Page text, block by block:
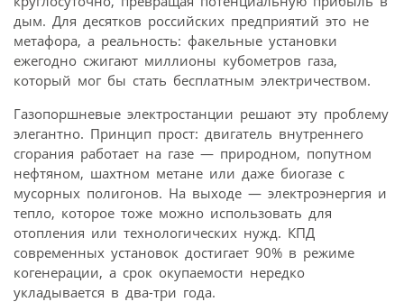
дым. Для десятков российских предприятий это не
метафора, а реальность: факельные установки
ежегодно сжигают миллионы кубометров газа,
который мог бы стать бесплатным электричеством.
Газопоршневые электростанции решают эту проблему
элегантно. Принцип прост: двигатель внутреннего
сгорания работает на газе — природном, попутном
нефтяном, шахтном метане или даже биогазе с
мусорных полигонов. На выходе — электроэнергия и
тепло, которое тоже можно использовать для
отопления или технологических нужд. КПД
современных установок достигает 90% в режиме
когенерации, а срок окупаемости нередко
укладывается в два-три года.